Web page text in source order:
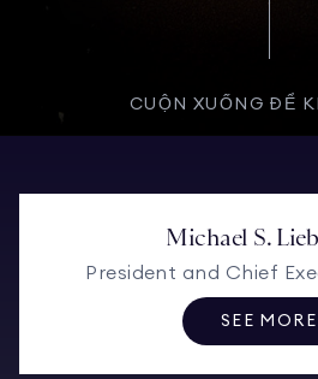
CUỘN XUỐNG ĐỂ
Michael S.
President and Chief
SEE MORE